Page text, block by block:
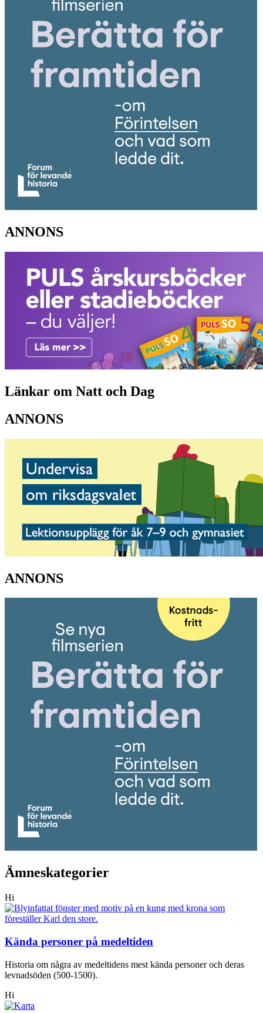
ANNONS
Länkar om Natt och Dag
ANNONS
ANNONS
Ämneskategorier
Hi
Kända personer på medeltiden
Historia om några av medeltidens mest kända personer och deras
levnadsöden (500-1500).
Hi